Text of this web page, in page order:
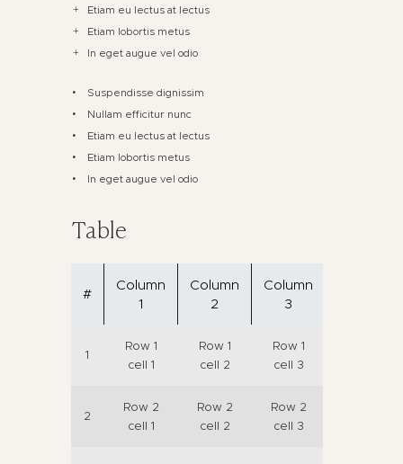
Etiam eu lectus at lectus
Etiam lobortis metus
In eget augue vel odio
Suspendisse dignissim
Nullam efficitur nunc
Etiam eu lectus at lectus
Etiam lobortis metus
In eget augue vel odio
Table
#
Column
1
Column
2
Column
3
1
Row 1
cell 1
Row 1
cell 2
Row 1
cell 3
2
Row 2
cell 1
Row 2
cell 2
Row 2
cell 3